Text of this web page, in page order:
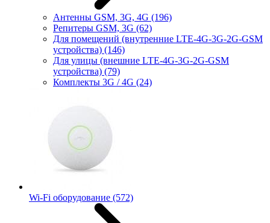
Антенны GSM, 3G, 4G (196)
Репитеры GSM, 3G (62)
Для помещений (внутренние LTE-4G-3G-2G-GSM
устройства) (146)
Для улицы (внешние LTE-4G-3G-2G-GSM
устройства) (79)
Комплекты 3G / 4G (24)
Wi-Fi оборудование (572)